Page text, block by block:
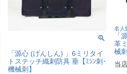
「源心 (げんしん) 」6ミリタイ
トステッチ織刺防具 垂【ﾐｼﾝ刺･
機械刺】
名人
「
革
械刺
当